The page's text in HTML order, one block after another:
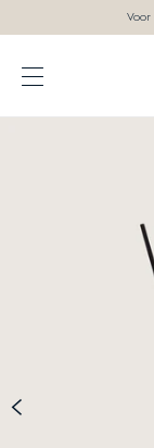
Voor
Open het menu